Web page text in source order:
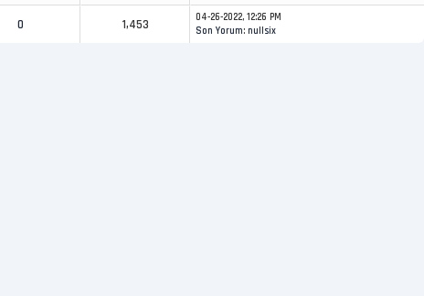
0 1,453
04-26-2022, 12:26 PM
Son Yorum: nullsix